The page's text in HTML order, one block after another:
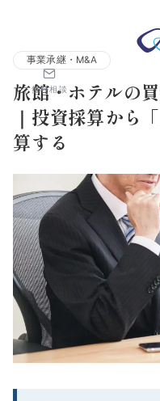
無料相談
株式会社アルファコンサ
事業承継・M&A
旅館・ホテルの
｜投資採算から
算する